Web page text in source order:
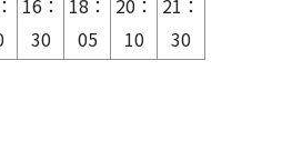
16：
30
18：
05
20：
10
21：
30